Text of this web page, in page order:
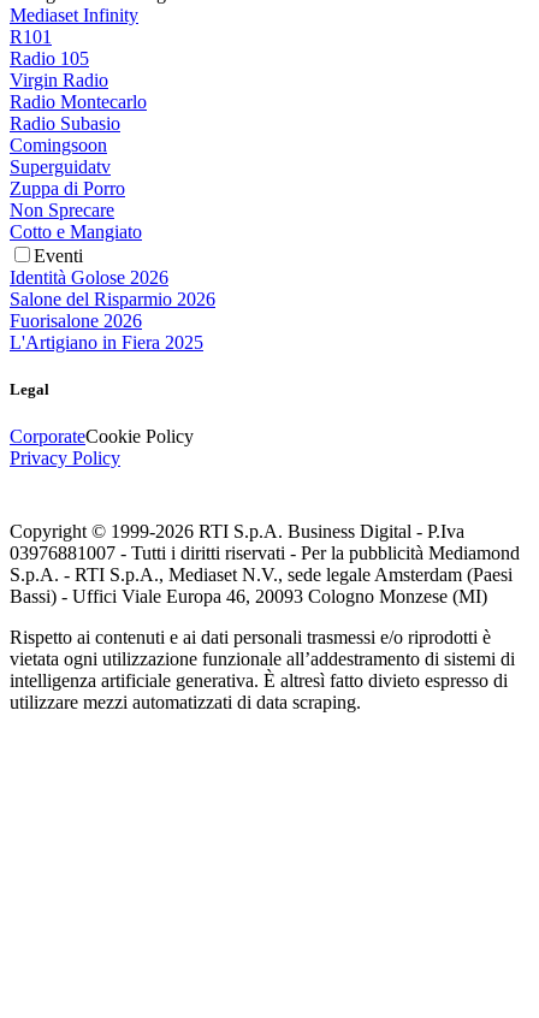
Mediaset Infinity
R101
Radio 105
Virgin Radio
Radio Montecarlo
Radio Subasio
Comingsoon
Superguidatv
Zuppa di Porro
Non Sprecare
Cotto e Mangiato
Eventi
Identità Golose 2026
Salone del Risparmio 2026
Fuorisalone 2026
L'Artigiano in Fiera 2025
Legal
CorporateCookie Policy
Privacy Policy
Copyright © 1999-2026 RTI S.p.A. Business Digital - P.Iva
03976881007 - Tutti i diritti riservati - Per la pubblicità Mediamond
S.p.A. - RTI S.p.A., Mediaset N.V., sede legale Amsterdam (Paesi
Bassi) - Uffici Viale Europa 46, 20093 Cologno Monzese (MI)
Rispetto ai contenuti e ai dati personali trasmessi e/o riprodotti è
vietata ogni utilizzazione funzionale all’addestramento di sistemi di
intelligenza artificiale generativa. È altresì fatto divieto espresso di
utilizzare mezzi automatizzati di data scraping.